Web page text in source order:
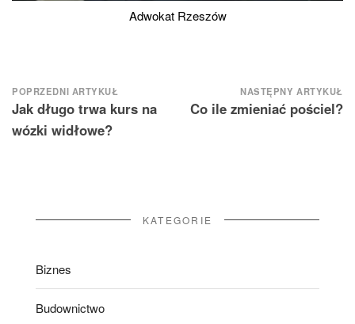
Adwokat Rzeszów
Nawigacja
wpisu
POPRZEDNI ARTYKUŁ
Jak długo trwa kurs na
wózki widłowe?
NASTĘPNY ARTYKUŁ
Co ile zmieniać pościel?
KATEGORIE
Biznes
Budownictwo